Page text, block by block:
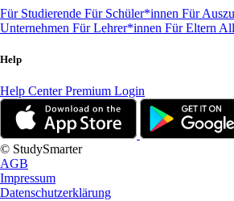
Für Studierende Für Schüler*innen Für
Unternehmen Für Lehrer*innen Für Eltern
Help
Help CenterPremium Login
© StudySmarter
AGB
Impressum
Datenschutzerklärung